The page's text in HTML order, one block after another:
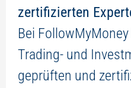
zertifizierten
Bei
Trading- und
geprüften und